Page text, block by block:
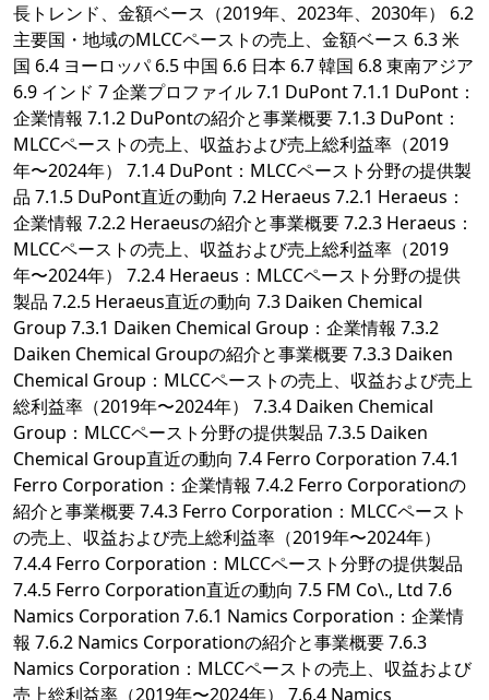
長トレンド、金額ベース（2019年、2023年、2030年） 6.2
主要国・地域のMLCCペーストの売上、金額ベース 6.3 米
国 6.4 ヨーロッパ 6.5 中国 6.6 日本 6.7 韓国 6.8 東南アジア
6.9 インド 7 企業プロファイル 7.1 DuPont 7.1.1 DuPont：
企業情報 7.1.2 DuPontの紹介と事業概要 7.1.3 DuPont：
MLCCペーストの売上、収益および売上総利益率（2019
年〜2024年） 7.1.4 DuPont：MLCCペースト分野の提供製
品 7.1.5 DuPont直近の動向 7.2 Heraeus 7.2.1 Heraeus：
企業情報 7.2.2 Heraeusの紹介と事業概要 7.2.3 Heraeus：
MLCCペーストの売上、収益および売上総利益率（2019
年〜2024年） 7.2.4 Heraeus：MLCCペースト分野の提供
製品 7.2.5 Heraeus直近の動向 7.3 Daiken Chemical
Group 7.3.1 Daiken Chemical Group：企業情報 7.3.2
Daiken Chemical Groupの紹介と事業概要 7.3.3 Daiken
Chemical Group：MLCCペーストの売上、収益および売上
総利益率（2019年〜2024年） 7.3.4 Daiken Chemical
Group：MLCCペースト分野の提供製品 7.3.5 Daiken
Chemical Group直近の動向 7.4 Ferro Corporation 7.4.1
Ferro Corporation：企業情報 7.4.2 Ferro Corporationの
紹介と事業概要 7.4.3 Ferro Corporation：MLCCペースト
の売上、収益および売上総利益率（2019年〜2024年）
7.4.4 Ferro Corporation：MLCCペースト分野の提供製品
7.4.5 Ferro Corporation直近の動向 7.5 FM Co\., Ltd 7.6
Namics Corporation 7.6.1 Namics Corporation：企業情
報 7.6.2 Namics Corporationの紹介と事業概要 7.6.3
Namics Corporation：MLCCペーストの売上、収益および
売上総利益率（2019年〜2024年） 7.6.4 Namics